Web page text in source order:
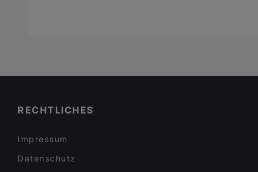
RECHTLICHES
Impressum
Datenschutz